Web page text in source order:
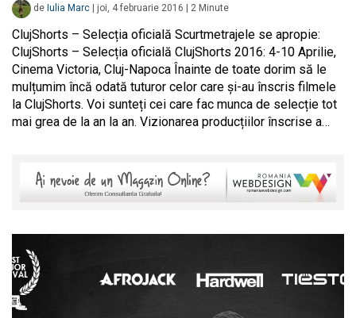
de Iulia Marc joi, 4 februarie 2016 2 Minute
ClujShorts – Selecția oficială Scurtmetrajele se apropie:
ClujShorts – Selecția oficială ClujShorts 2016: 4-10 Aprilie,
Cinema Victoria, Cluj-Napoca Înainte de toate dorim să le
mulțumim încă odată tuturor celor care și-au înscris filmele
la ClujShorts. Voi sunteți cei care fac munca de selecție tot
mai grea de la an la an. Vizionarea producțiilor înscrise a…